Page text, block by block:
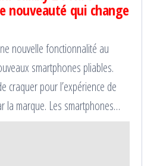
nouveauté qui change
nouvelle fonctionnalité au
smartphones pliables.
craquer pour l’expérience de
la marque. Les smartphones…